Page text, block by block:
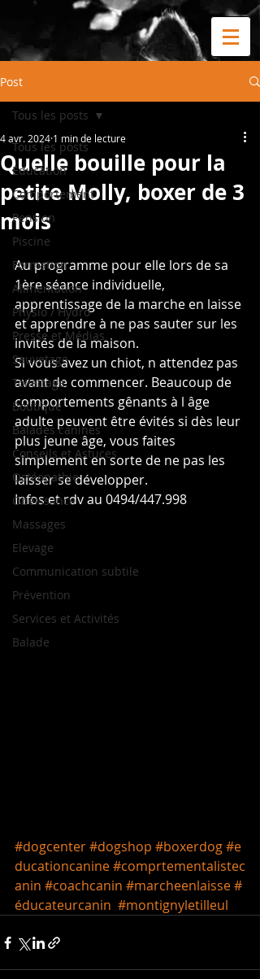
Post
Tous les posts
Education
Comportement
Pension
Piscine
Formation
Alimentation
Physio / Hydro
Presse et Médias
Sauvetage
Toilettage
Boutique
Balades canines
Conseils et Astuces
Ostéopathie
Obéissance
Massages
Elevage
Communication subtile
Prévention
Services et Activités
Balade
Tous les posts
Quelle bouille pour la
petite Molly, boxer de 3
mois
4 avr. 2024 1 min de lecture
Au programme pour elle lors de sa
1ère séance individuelle,
apprentissage de la marche en laisse
et apprendre à ne pas sauter sur les
invités de la maison.
Si vous avez un chiot, n attendez pas
avant de commencer. Beaucoup de
comportements gênants à l âge
adulte peuvent être évités si dès leur
plus jeune âge, vous faites
simplement en sorte de ne pas les
laisser se développer.
Infos et rdv au 0494/447.998
#dogcenter#dogshop #boxerdog#e
ducationcanine#comprtementalistec
anin #coachcanin #marcheenlaisse#
éducateurcanin #montignyletilleul